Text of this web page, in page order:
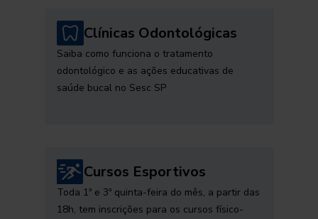
Clínicas Odontológicas
Saiba como funciona o tratamento
odontológico e as ações educativas de
saúde bucal no Sesc SP
Cursos Esportivos
Toda 1ª e 3ª quinta-feira do mês, a partir das
18h, tem inscrições para os cursos físico-